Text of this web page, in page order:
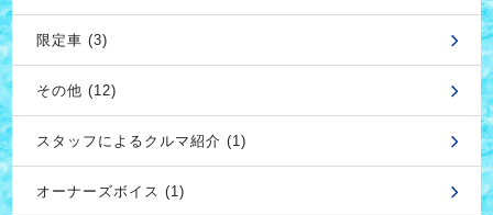
限定車 (3)
その他 (12)
スタッフによるクルマ紹介 (1)
オーナーズボイス (1)